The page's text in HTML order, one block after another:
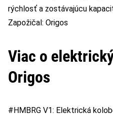
rýchlosť a zostávajúcu
Zapožičal: Origos
Viac o
Origos
#HMBRG V1: Elektrická